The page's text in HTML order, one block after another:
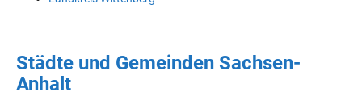
Städte und Gemeinden Sachsen-
Anhalt